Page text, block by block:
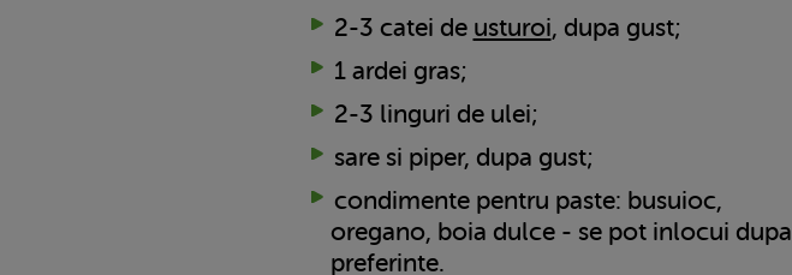
2-3 catei de usturoi, dupa gust;
1 ardei gras;
2-3 linguri de ulei;
sare si piper, dupa gust;
condimente pentru paste: busuioc,
oregano, boia dulce - se pot inlocui dupa
preferinte.